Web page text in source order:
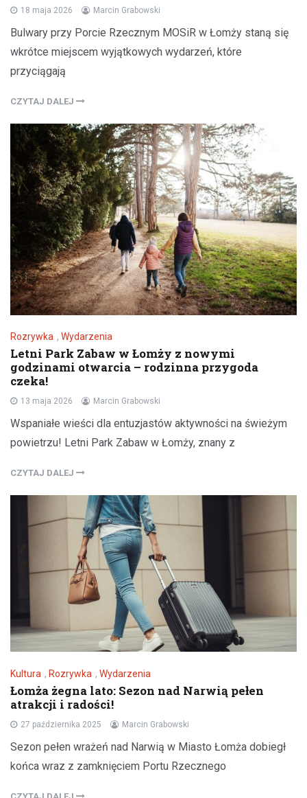
18 maja 2026 Marcin Grabowski
Bulwary przy Porcie Rzecznym MOSiR w Łomży staną się
wkrótce miejscem wyjątkowych wydarzeń, które
przyciągają
CZYTAJ DALEJ
Rozrywka , Wydarzenia
Letni Park Zabaw w Łomży z nowymi
godzinami otwarcia – rodzinna przygoda
czeka!
13 maja 2026 Marcin Grabowski
Wspaniałe wieści dla entuzjastów aktywności na świeżym
powietrzu! Letni Park Zabaw w Łomży, znany z
CZYTAJ DALEJ
Kultura , Rozrywka , Wydarzenia
Łomża żegna lato: Sezon nad Narwią pełen
atrakcji i radości!
27 października 2025 Marcin Grabowski
Sezon pełen wrażeń nad Narwią w Miasto Łomża dobiegł
końca wraz z zamknięciem Portu Rzecznego